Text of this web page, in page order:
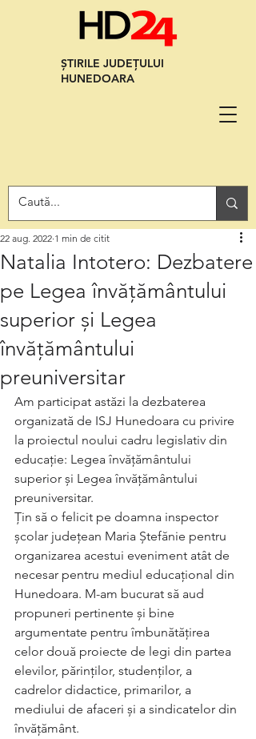
ȘTIRILE JUDEȚULUI
HUNEDOARA
Natalia Intotero: Dezbatere
pe Legea învățământului
superior și Legea
învățământului
preuniversitar
22 aug. 2022 1 min de citit
Am participat astăzi la dezbaterea
organizată de ISJ Hunedoara cu privire
la proiectul noului cadru legislativ din
educație: Legea învățământului
superior și Legea învățământului
preuniversitar.
Țin să o felicit pe doamna inspector
școlar județean Maria Ștefănie pentru
organizarea acestui eveniment atât de
necesar pentru mediul educațional din
Hunedoara. M-am bucurat să aud
propuneri pertinente și bine
argumentate pentru îmbunătățirea
celor două proiecte de legi din partea
elevilor, părinților, studenților, a
cadrelor didactice, primarilor, a
mediului de afaceri și a sindicatelor din
învățământ.